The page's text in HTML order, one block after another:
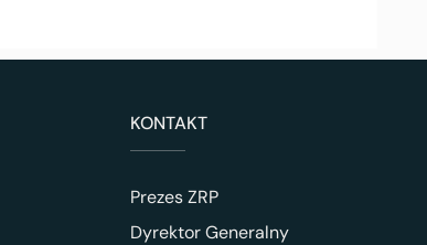
KONTAKT
Prezes ZRP
Dyrektor Generalny